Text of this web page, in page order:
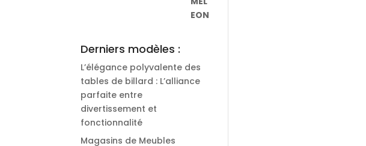
Derniers modèles :
L’élégance polyvalente des
tables de billard : L’alliance
parfaite entre
divertissement et
fonctionnalité
Magasins de Meubles